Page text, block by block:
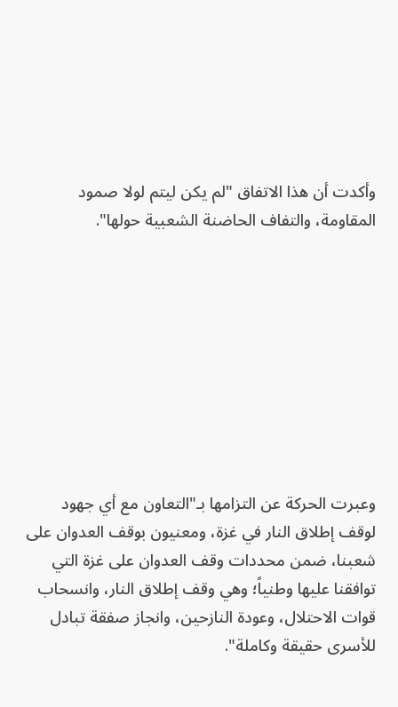
وأكدت أن هذا الاتفاق "لم يكن ليتم لولا صمود
المقاومة، والتفاف الحاضنة الشعبية حولها".
وعبرت الحركة عن التزامها بـ"التعاون مع أي جهود
لوقف إطلاق النار في غزة، ومعنيون بوقف العدوان على
شعبنا، ضمن محددات وقف العدوان على غزة التي
توافقنا عليها وطنياً؛ وهي وقف إطلاق النار، وانسحاب
قوات الاحتلال، وعودة النازحين، وانجاز صفقة تبادل
للأسرى حقيقة وكاملة".